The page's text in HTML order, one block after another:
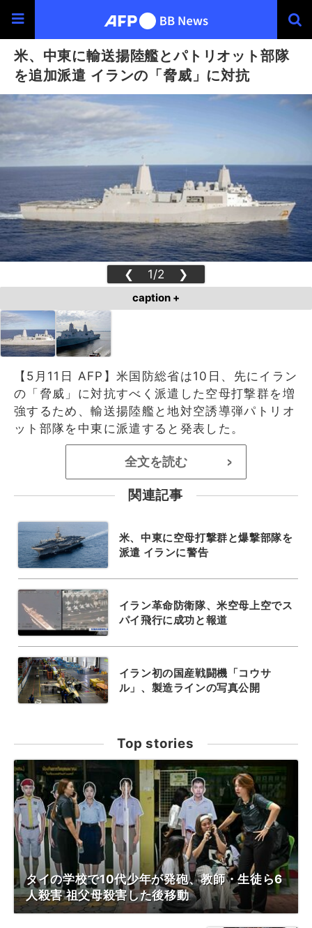
米、中東に輸送揚陸艦とパトリオット部隊
を追加派遣 イランの「脅威」に対抗
❮ 1/2 ❯
caption +
【5月11日 AFP】米国防総省は10日、先にイラン
の「脅威」に対抗すべく派遣した空母打撃群を増
強するため、輸送揚陸艦と地対空誘導弾パトリオ
ット部隊を中東に派遣すると発表した。
全文を読む >
関連記事
米、中東に空母打撃群と爆撃部隊を
派遣 イランに警告
イラン革命防衛隊、米空母上空でス
パイ飛行に成功と報道
イラン初の国産戦闘機「コウサ
ル」、製造ラインの写真公開
Top stories
タイの学校で10代少年が発砲、教師・生徒ら6
人殺害 祖父母殺害した後移動